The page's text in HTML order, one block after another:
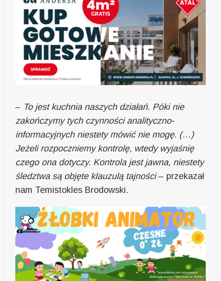
– To jest kuchnia naszych działań. Póki nie
zakończymy tych czynności analityczno-
informacyjnych niestety mówić nie mogę. (…)
Jeżeli rozpoczniemy kontrolę, wtedy wyjaśnię
czego ona dotyczy. Kontrola jest jawna, niestety
śledztwa są objęte klauzulą tajności– przekazał
nam Temistokles Brodowski.